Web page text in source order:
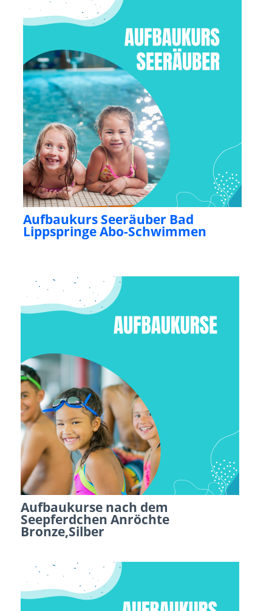
Aufbaukurs Seeräuber Bad
Lippspringe Abo-Schwimmen
Aufbaukurse nach dem
Seepferdchen Anröchte
Bronze,Silber